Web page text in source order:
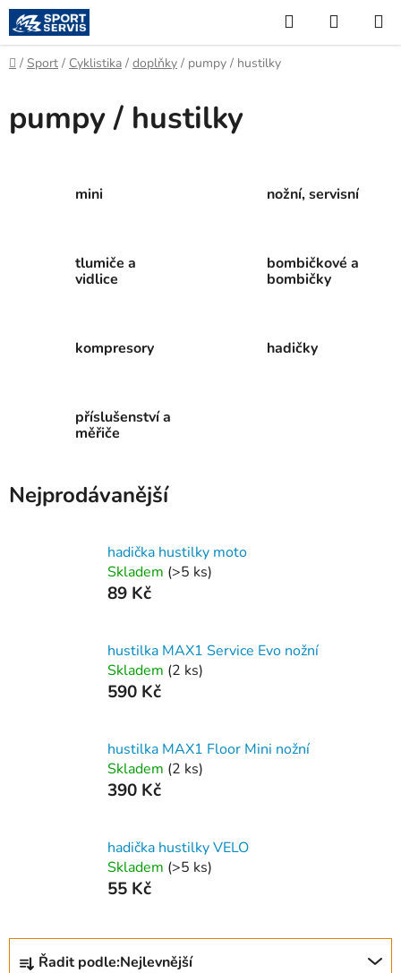
Přejít
na
obsah
Hledat
KOŠÍK
Domů
/ Sport / Cyklistika / doplňky / pumpy / hustilky
pumpy / hustilky
mini nožní, servisní
tlumiče a
vidlice
bombičkové a
bombičky
kompresory hadičky
příslušenství a
měřiče
Nejprodávanější
hadička hustilky moto
Skladem (>5 ks)
89 Kč
hustilka MAX1 Service Evo nožní
Skladem (2 ks)
590 Kč
hustilka MAX1 Floor Mini nožní
Skladem (2 ks)
390 Kč
hadička hustilky VELO
Skladem (>5 ks)
55 Kč
Ř
Řadit podle:Nejlevnější